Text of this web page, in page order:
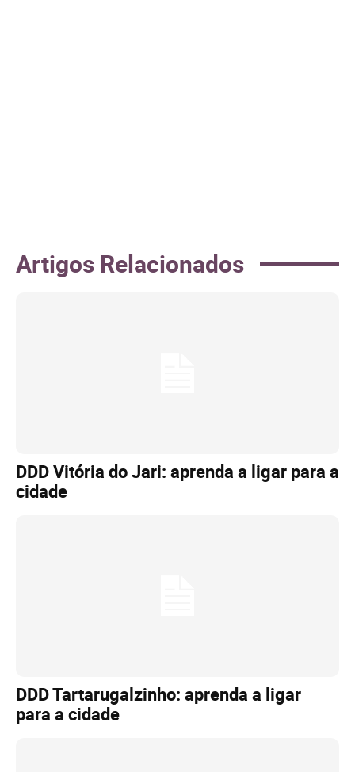
Artigos Relacionados
DDD Vitória do Jari: aprenda a ligar para a
cidade
DDD Tartarugalzinho: aprenda a ligar
para a cidade